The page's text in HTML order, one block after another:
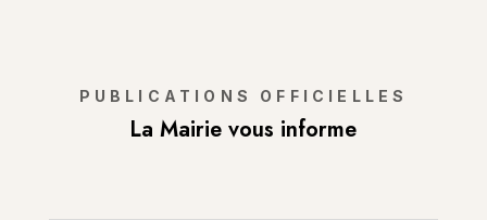
PUBLICATIONS OFFICIELLES
La Mairie vous informe